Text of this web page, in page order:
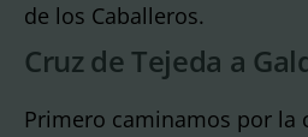
de los Caballeros.
Cruz de Tejeda a
Primero caminamos por la